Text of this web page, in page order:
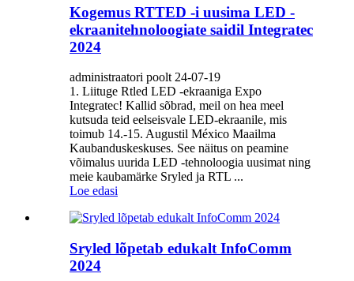
Kogemus RTTED -i uusima LED -
ekraanitehnoloogiate saidil Integratec
2024
administraatori poolt 24-07-19
1. Liituge Rtled LED -ekraaniga Expo
Integratec! Kallid sõbrad, meil on hea meel
kutsuda teid eelseisvale LED-ekraanile, mis
toimub 14.-15. Augustil México Maailma
Kaubanduskeskuses. See näitus on peamine
võimalus uurida LED -tehnoloogia uusimat ning
meie kaubamärke Sryled ja RTL ...
Loe edasi
Sryled lõpetab edukalt InfoComm
2024